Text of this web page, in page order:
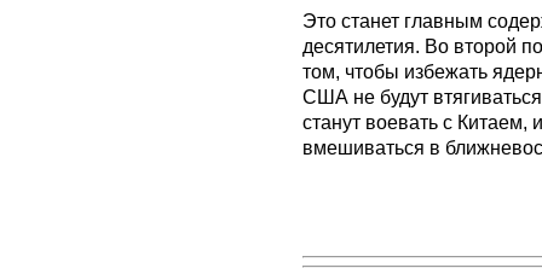
Это станет главным
десятилетия. Во второй
том, чтобы избежать
США не будут
станут воевать с
вмешиваться в